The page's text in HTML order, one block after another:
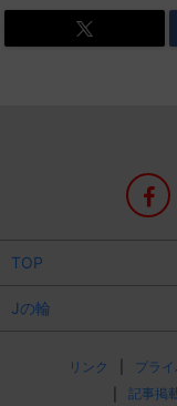
TOP
Jの輪
リンク プラ
記事掲